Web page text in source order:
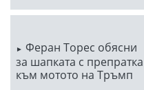
Феран Торес обясни
за шапката с препратка
към мотото на Тръмп